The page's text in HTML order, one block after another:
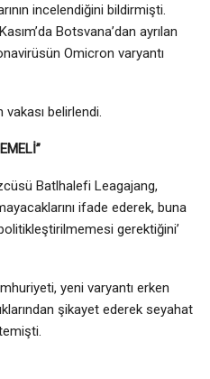
incelendiğini bildirmişti.
Botsvana’dan ayrılan
Omicron varyantı
belirlendi.
Batlhalefi Leagajang,
ifade ederek, buna
gerektiğini’
yeni varyantı erken
şikayet ederek seyahat